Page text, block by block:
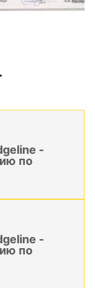
-
по
-
по